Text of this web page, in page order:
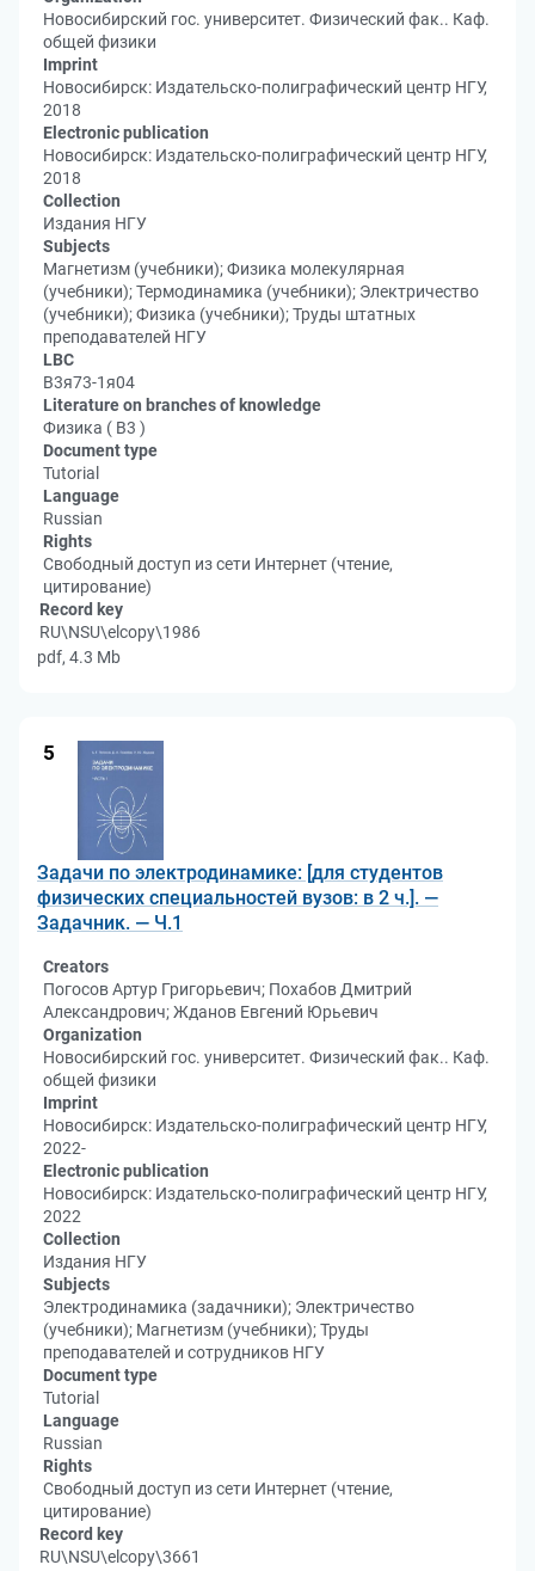
Новосибирский гос. университет. Физический фак.. Каф.
общей физики
Imprint
Новосибирск: Издательско-полиграфический центр НГУ,
2018
Electronic publication
Новосибирск: Издательско-полиграфический центр НГУ,
2018
Collection
Издания НГУ
Subjects
Магнетизм (учебники); Физика молекулярная
(учебники); Термодинамика (учебники); Электричество
(учебники); Физика (учебники); Труды штатных
преподавателей НГУ
LBC
В3я73-1я04
Literature on branches of knowledge
Физика ( В3 )
Document type
Tutorial
Language
Russian
Rights
Свободный доступ из сети Интернет (чтение,
цитирование)
Record key
RU\NSU\elcopy\1986
pdf, 4.3 Mb
5
Задачи по электродинамике: [для студентов
физических специальностей вузов: в 2 ч.]. —
Задачник. — Ч.1
Creators
Погосов Артур Григорьевич; Похабов Дмитрий
Александрович; Жданов Евгений Юрьевич
Organization
Новосибирский гос. университет. Физический фак.. Каф.
общей физики
Imprint
Новосибирск: Издательско-полиграфический центр НГУ,
2022-
Electronic publication
Новосибирск: Издательско-полиграфический центр НГУ,
2022
Collection
Издания НГУ
Subjects
Электродинамика (задачники); Электричество
(учебники); Магнетизм (учебники); Труды
преподавателей и сотрудников НГУ
Document type
Tutorial
Language
Russian
Rights
Свободный доступ из сети Интернет (чтение,
цитирование)
Record key
RU\NSU\elcopy\3661